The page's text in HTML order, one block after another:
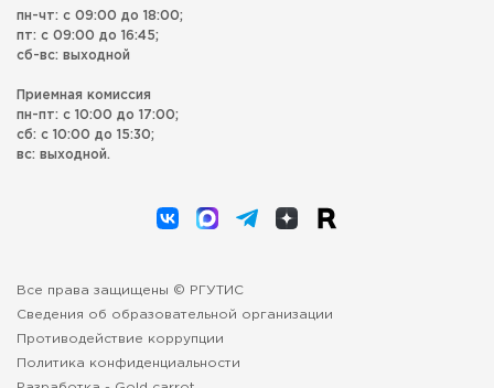
пн-чт: с 09:00 до 18:00;
пт: с 09:00 до 16:45;
сб-вс: выходной
Приемная комиссия
пн-пт: с 10:00 до 17:00;
сб: с 10:00 до 15:30;
вс: выходной.
Все права защищены © РГУТИС
Сведения об образовательной организации
Противодействие коррупции
Политика конфиденциальности